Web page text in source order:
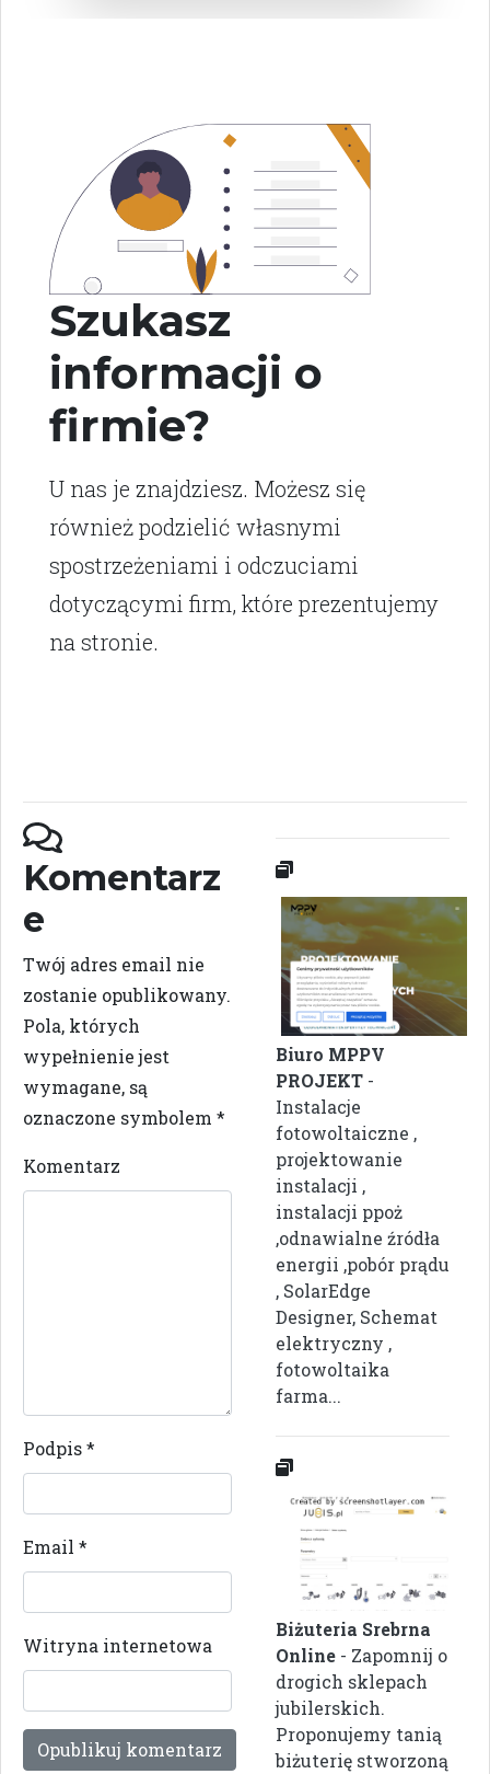
Szukasz
informacji o
firmie?
U nas je znajdziesz. Możesz się
również podzielić własnymi
spostrzeżeniami i odczuciami
dotyczącymi firm, które prezentujemy
na stronie.
Komentarz
e
Twój adres email nie
zostanie opublikowany.
Pola, których
wypełnienie jest
wymagane, są
oznaczone symbolem *
Komentarz
Podpis*
Email *
Witryna internetowa
Biuro MPPV
PROJEKT -
Instalacje
fotowoltaiczne ,
projektowanie
instalacji ,
instalacji ppoż
,odnawialne źródła
energii ,pobór prądu
, SolarEdge
Designer, Schemat
elektryczny ,
fotowoltaika
farma...
Biżuteria Srebrna
Online - Zapomnij o
drogich sklepach
jubilerskich.
Proponujemy tanią
biżuterię stworzoną